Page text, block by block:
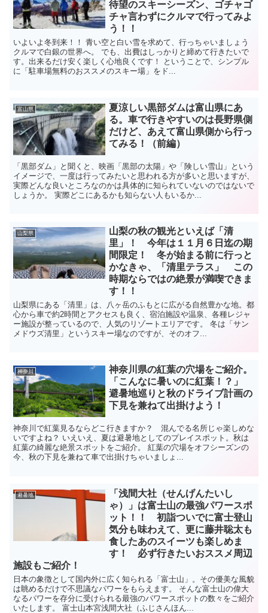
待望のスキーシーズン、ゴチャゴ
チャ言わずにクルマで行ってみよ
う！！
いよいよ冬到来！！ 青い空と白い雪を求めて、行っちゃいましょう
クルマで白銀の世界へ。 でも、出費はしっかりと締めて行きたいで
す。出来るだけ安く楽しく心地良くです！ ということで、シンプル
に「駐車場無料のおススメのスキー場」をド...
富山県
夏涼しい黒部ダムは富山県にあ
る。車で行きやすいのは長野県側
だけど、あえて富山県側から行っ
てみる！（前編）
「黒部ダム」と聞くと、映画「黒部の太陽」や「険しい雪山」という
イメージで、一度は行ってみたいと思われる方が多いと思いますが、
実際どんな良いところなのかは具体的に知られていないのではないで
しょうか。 実際どこにあるかも知らない人もいるか...
山梨県
山梨の秋の観光といえば「清
里」！ 今年は１１月６日迄の期
間限定！ 冬が始まる前に行っと
かなきゃ、「清里テラス」 この
時期ならではの絶景が満喫できま
す！！
山梨県にある「清里」は、八ヶ岳のふもとに広がる自然豊かな地。都
心から車で約2時間とアクセスも良く、宿泊施設や温泉、各種レジャ
ー施設が整っているので、人気のリゾートエリアです。 冬は「サン
メドウズ清里」というスキー場なのですが、そのオフ...
神奈川
神奈川県の紅葉の穴場をご紹介。
「こんなに暑いのに紅葉！？」
避暑地巡りと秋のドライブ計画の
下見を兼ねて出掛けよう！
神奈川で紅葉見るならどこ行きますか？ 混んでる名所じゃ楽しめな
いですよね？ いえいえ、夏は避暑地としてのプレイスポット。秋は
紅葉の綺麗な絶景スポットをご紹介。 紅葉の穴場をオフシーズンの
今、秋の下見を兼ねて車で出掛けちゃいましょ...
避暑地
「浅間大社（せんげんたいし
ゃ）」は富士山の最強パワースポ
ット！！ 初詣ついでに富士登山
気分も味わえて、更に藤井聡太も
食したあのスイーツも楽しめま
す！ 必ず行きたいおススメ周辺
施設もご紹介！
日本の象徴として国内外に広く知られる「富士山」。その優美な風貌
は眺めるだけで不思議なパワーをもらえます。 そんな富士山の偉大
なるパワーを存分に受けられる最強のパワースポットの数々をご紹介
いたします。 富士山本宮浅間大社（ふじさんほん...